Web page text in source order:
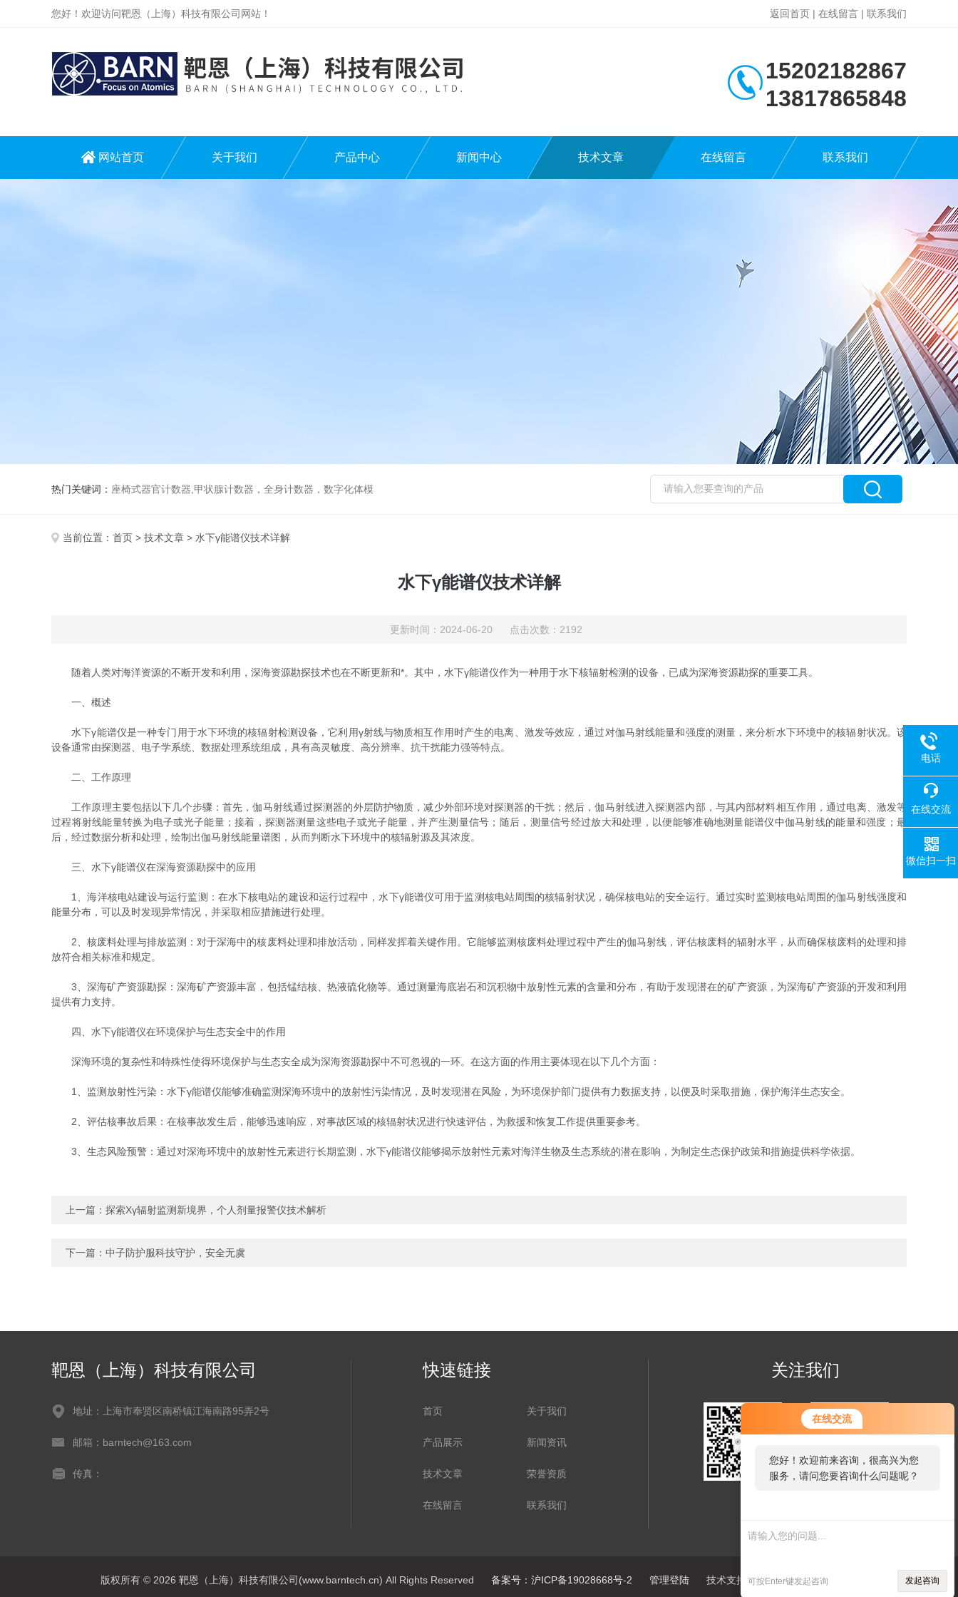
在线交流
您好！欢迎前来咨询，很高兴为您
服务，请问您要咨询什么问题呢？
可按Enter键发起咨询 发起咨询
您好！欢迎访问靶恩（上海）科技有限公司网站！ 返回首页 | 在线留言 | 联系我们
15202182867
13817865848
网站首页 关于我们 产品中心 新闻中心 技术文章 在线留言 联系我们
热门关键词： 座椅式器官计数器,甲状腺计数器，全身计数器，数字化体模
当前位置： 首页 > 技术文章 > 水下γ能谱仪技术详解
水下γ能谱仪技术详解
更新时间：2024-06-20 点击次数：2192
随着人类对海洋资源的不断开发和利用，深海资源勘探技术也在不断更新和*。其中，水下γ能谱仪作为一种用于水下核辐射检测的设备，已成为深海资源勘探的重要工具。
一、概述
水下γ能谱仪是一种专门用于水下环境的核辐射检测设备，它利用γ射线与物质相互作用时产生的电离、激发等效应，通过对伽马射线能量和强度的测量，来分析水下环境中的核辐射状况。该
设备通常由探测器、电子学系统、数据处理系统组成，具有高灵敏度、高分辨率、抗干扰能力强等特点。
二、工作原理
工作原理主要包括以下几个步骤：首先，伽马射线通过探测器的外层防护物质，减少外部环境对探测器的干扰；然后，伽马射线进入探测器内部，与其内部材料相互作用，通过电离、激发等
过程将射线能量转换为电子或光子能量；接着，探测器测量这些电子或光子能量，并产生测量信号；随后，测量信号经过放大和处理，以便能够准确地测量能谱仪中伽马射线的能量和强度；最
后，经过数据分析和处理，绘制出伽马射线能量谱图，从而判断水下环境中的核辐射源及其浓度。
三、水下γ能谱仪在深海资源勘探中的应用
1、海洋核电站建设与运行监测：在水下核电站的建设和运行过程中，水下γ能谱仪可用于监测核电站周围的核辐射状况，确保核电站的安全运行。通过实时监测核电站周围的伽马射线强度和
能量分布，可以及时发现异常情况，并采取相应措施进行处理。
2、核废料处理与排放监测：对于深海中的核废料处理和排放活动，同样发挥着关键作用。它能够监测核废料处理过程中产生的伽马射线，评估核废料的辐射水平，从而确保核废料的处理和排
放符合相关标准和规定。
3、深海矿产资源勘探：深海矿产资源丰富，包括锰结核、热液硫化物等。通过测量海底岩石和沉积物中放射性元素的含量和分布，有助于发现潜在的矿产资源，为深海矿产资源的开发和利用
提供有力支持。
四、水下γ能谱仪在环境保护与生态安全中的作用
深海环境的复杂性和特殊性使得环境保护与生态安全成为深海资源勘探中不可忽视的一环。在这方面的作用主要体现在以下几个方面：
1、监测放射性污染：水下γ能谱仪能够准确监测深海环境中的放射性污染情况，及时发现潜在风险，为环境保护部门提供有力数据支持，以便及时采取措施，保护海洋生态安全。
2、评估核事故后果：在核事故发生后，能够迅速响应，对事故区域的核辐射状况进行快速评估，为救援和恢复工作提供重要参考。
3、生态风险预警：通过对深海环境中的放射性元素进行长期监测，水下γ能谱仪能够揭示放射性元素对海洋生物及生态系统的潜在影响，为制定生态保护政策和措施提供科学依据。
上一篇： 探索Xγ辐射监测新境界，个人剂量报警仪技术解析
下一篇： 中子防护服科技守护，安全无虞
靶恩（上海）科技有限公司
地址：上海市奉贤区南桥镇江海南路95弄2号
邮箱：barntech@163.com
传真：
快速链接
首页 关于我们
产品展示 新闻资讯
技术文章 荣誉资质
在线留言 联系我们
关注我们
版权所有 © 2026 靶恩（上海）科技有限公司(www.barntech.cn) All Rights Reserved 备案号：沪ICP备19028668号-2 管理登陆 技术支持：仪表网 sitemap.xml
电话
在线交流
微信扫一扫